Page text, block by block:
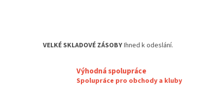
VELKÉ SKLADOVÉ ZÁSOBYIhned k odeslání.
Výhodná spolupráce
Spolupráce pro obchody a kluby